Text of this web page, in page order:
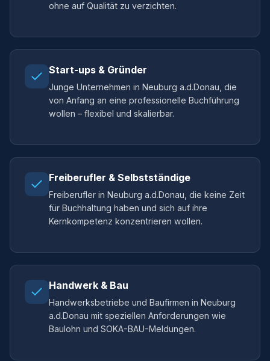
ohne auf Qualität zu verzichten.
Start-ups & Gründer
Junge Unternehmen in Neuburg a.d.Donau, die
von Anfang an eine professionelle Buchführung
wollen – flexibel und skalierbar.
Freiberufler & Selbstständige
Freiberufler in Neuburg a.d.Donau, die keine Zeit
für Buchhaltung haben und sich auf ihre
Kernkompetenz konzentrieren wollen.
Handwerk & Bau
Handwerksbetriebe und Baufirmen in Neuburg
a.d.Donau mit speziellen Anforderungen wie
Baulohn und SOKA-BAU-Meldungen.